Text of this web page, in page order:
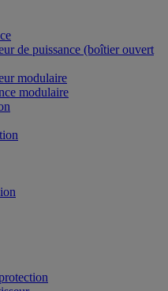
de puissance (boîtier ouvert
modulaire
modulaire